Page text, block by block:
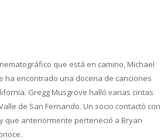
que está en camino, Michael
ha encontrado una docena de canciones
Gregg Musgrove halló varias cintas
de San Fernando. Un socio contactó con
que anteriormente perteneció a Bryan